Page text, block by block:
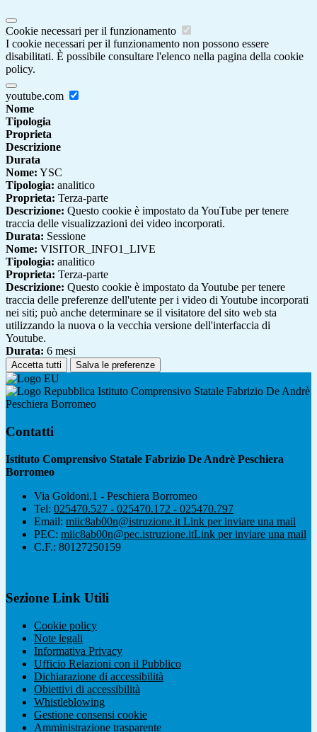
Cookie necessari per il funzionamento
I cookie necessari per il funzionamento non possono essere
disabilitati. È possibile consultare l'elenco nella pagina della cookie
policy.
youtube.com
Nome
Tipologia
Proprieta
Descrizione
Durata
Nome: YSC
Tipologia: analitico
Proprieta: Terza-parte
Descrizione: Questo cookie è impostato da YouTube per tenere
traccia delle visualizzazioni dei video incorporati.
Durata: Sessione
Nome: VISITOR_INFO1_LIVE
Tipologia: analitico
Proprieta: Terza-parte
Descrizione: Questo cookie è impostato da Youtube per tenere
traccia delle preferenze dell'utente per i video di Youtube incorporati
nei siti; può anche determinare se il visitatore del sito web sta
utilizzando la nuova o la vecchia versione dell'interfaccia di
Youtube.
Durata: 6 mesi
Accetta tutti Salva le preferenze
Istituto Comprensivo Statale Fabrizio De Andrè
Peschiera Borromeo
Contatti
Istituto Comprensivo Statale Fabrizio De Andrè Peschiera
Borromeo
Via Goldoni,1 - Peschiera Borromeo
Tel: 025470.527 - 025470.172 - 025470.797
Email: miic8ab00n@istruzione.it Link per inviare una mail
PEC: miic8ab00n@pec.istruzione.itLink per inviare una mail
C.F.: 80127250159
Sezione Link Utili
Cookie policy
Note legali
Informativa Privacy
Ufficio Relazioni con il Pubblico
Dichiarazione di accessibilità
Obiettivi di accessibilità
Whistleblowing
Gestione consensi cookie
Amministrazione trasparente